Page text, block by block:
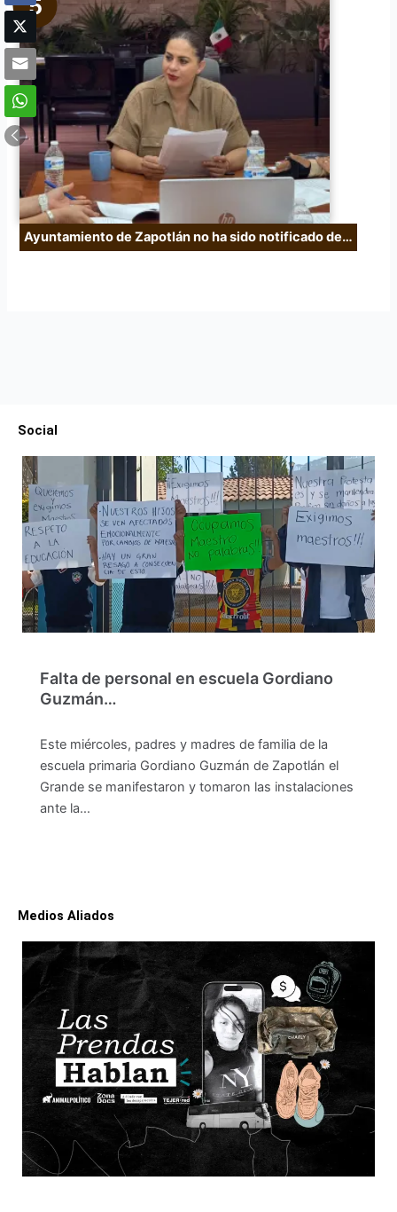
Ayuntamiento de Zapotlán no ha sido notificado de…
Social
Falta de personal en escuela Gordiano
Guzmán…
Este miércoles, padres y madres de familia de la
escuela primaria Gordiano Guzmán de Zapotlán el
Grande se manifestaron y tomaron las instalaciones
ante la…
Medios Aliados